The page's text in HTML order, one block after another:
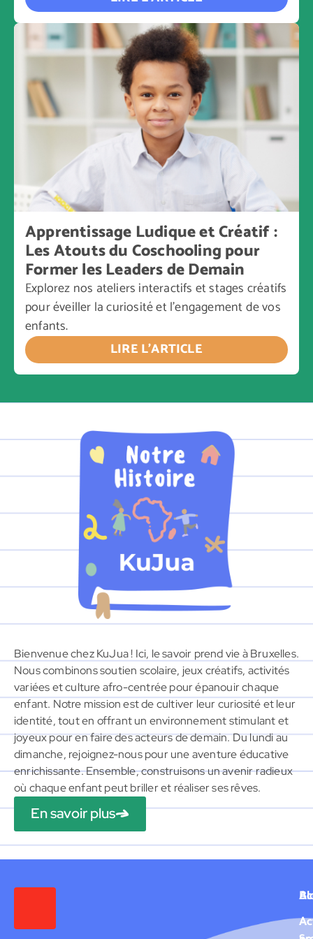
Apprentissage Ludique et Créatif :
Les Atouts du Coschooling pour
Former les Leaders de Demain
Explorez nos ateliers interactifs et stages créatifs
pour éveiller la curiosité et l’engagement de vos
enfants.
LIRE L’ARTICLE
Bienvenue chez KuJua ! Ici, le savoir prend vie à Bruxelles.
Nous combinons soutien scolaire, jeux créatifs, activités
variées et culture afro-centrée pour épanouir chaque
enfant. Notre mission est de cultiver leur curiosité et leur
identité, tout en offrant un environnement stimulant et
joyeux pour en faire des acteurs de demain. Du lundi au
dimanche, rejoignez-nous pour une aventure éducative
enrichissante. Ensemble, construisons un avenir radieux
où chaque enfant peut briller et réaliser ses rêves.
En savoir plus
A